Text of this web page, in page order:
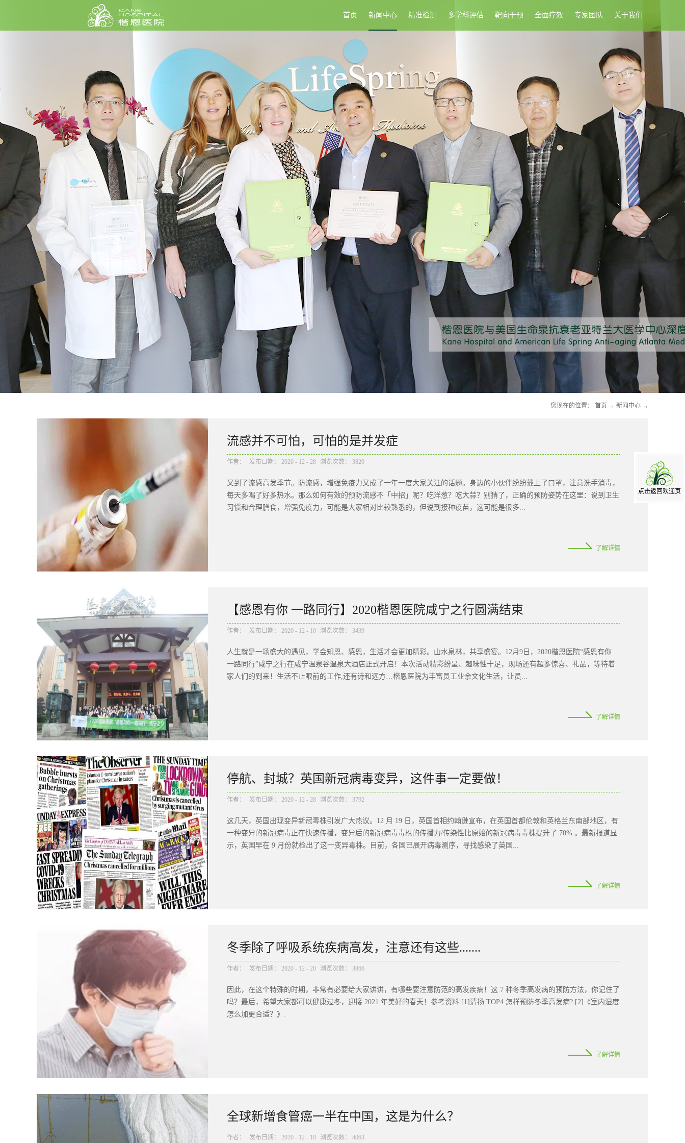
首页 新闻中心 精准检测 多学科评估 靶向干预 全面疗效 专家团队 关于我们
您现在的位置： 首页 → 新闻中心 →
流感并不可怕，可怕的是并发症
作者： 发布日期： 2020 - 12 - 28 浏览次数： 3820
又到了流感高发季节。防流感，增强免疫力又成了一年一度大家关注的话题。身边的小伙伴纷纷戴上了口罩，注意洗手消毒，
每天多喝了好多热水。那么如何有效的预防流感不「中招」呢？吃洋葱？吃大蒜？别猜了，正确的预防姿势在这里：说到卫生
习惯和合理膳食，增强免疫力，可能是大家相对比较熟悉的，但说到接种疫苗，这可能是很多...
人都忽略的问题。2020 年秋冬，新冠和流感来势汹汹，二者在一起叠加感染是不可避免的。面对新冠疫情和流感的双重“夹
的并发症，伴随呼吸频率加快、呼吸困难等症状。少数重症患者可能会出现急性呼吸窘迫综合征(ARDS)、急性坏死性脑病或
多器官功能不全等严重并发症，危及生命；其中急性坏死性脑病又多见于儿童。大部分流感患者是可以自愈的。重症者应尽早
给予抗流感病毒治疗。最有效的预防，接种流感疫苗作为预防流感的最有效措施，原则上 6 月龄及以上、愿意接种疫苗，而且
风险。流感疫苗的效力通常持续不到 1 年，而且每年流行的病毒株可能会不同，所以建议每年都接种。又因为疫苗接种后 2～
4 周才能发挥保护作用，能尽快打上一针，就再好不过了。不同年龄应该接种哪种类型的疫苗？我国批准上市的流感疫苗包括
灭活疫苗和减毒活疫苗，灭活疫苗包括三价灭活疫苗（IIV3）和四价灭活...
了解详情
【感恩有你 一路同行】2020楷恩医院咸宁之行圆满结束
作者： 发布日期： 2020 - 12 - 10 浏览次数： 3439
人生就是一场盛大的遇见，学会知恩、感恩，生活才会更加精彩。山水泉林，共享盛宴。12月9日，2020楷恩医院“感恩有你
一路同行”咸宁之行在咸宁温泉谷温泉大酒店正式开启！本次活动精彩纷呈、趣味性十足，现场还有超多惊喜、礼品，等待着
家人们的到来！生活不止眼前的工作,还有诗和远方…楷恩医院为丰富员工业余文化生活，让员...
工在工作之余放松身心，增进彼此之间的交流和沟通。特组织了这场温泉之旅。01惊喜互动游戏每次的游戏环节都是大受欢
乏在自己的岗位上兢兢业业地努力完成本分工作的成员，并且表现突出，获得同事以及上司的极大肯定。04颁发绩效奖金要想
比别人优秀，就要付出十分的努力… 只有付出十分的努力，并且能够一直坚持到底的人，才能比别人优秀，才能先于别人取
得成果，取得成功。05董事长致辞楷恩医院董事长陈义捷先生也为我们此次员工大会作会议总结。陈董事长的讲话鼓舞人心，
里，大家不畏困难，披荆斩棘，团结一心，再创辉煌！06生日环节每一个月生日都要好好庆祝一次，祝愿家人们生日快乐。生
活会有些忙，坚持也有点难这一刻，给自己爱的鼓励也谢谢一直陪伴自己的亲人与朋友、同事2020年是特殊的一年却也拥有无
数值得感恩的瞬间每一个值得感恩的瞬间都是支持我们一路向前的源源...
了解详情
停航、封城？英国新冠病毒变异，这件事一定要做！
作者： 发布日期： 2020 - 12 - 28 浏览次数： 3792
这几天，英国出现变异新冠毒株引发广大热议。12 月 19 日，英国首相约翰逊宣布，在英国首都伦敦和英格兰东南部地区，有
一种变异的新冠病毒正在快速传播，变异后的新冠病毒毒株的传播力/传染性比原始的新冠病毒毒株提升了 70% 。最新报道显
示，英国早在 9 月份就检出了这一变异毒株。目前，各国已展开病毒测序，寻找感染了英国...
发现的新冠病毒变体的病例，已有一些国家出现此类病例，包括澳大利亚、冰岛、意大利、荷兰和丹麦。变异新冠病毒传播已
冠肺炎武汉的死亡病例中， 80% 以上是 60 岁以上老人， 75% 以上拥有心脑血管疾病、糖尿病等一些基础性疾病。在疫情面
前，我们不仅仅需要强大的医疗，更需要自身良好的免疫力。免疫力对我们有多重要免疫力就是人体免疫系统抵御病原体、病
毒、菌类、排泄物和毒素等的侵袭和抵御疾病的能力。当一个人与感染源“擦肩而过”时，他会不会被传染、感染后康复速度快
的免疫系统。那些本身健康的人，往往治愈得更快，生存率也更高。而对于有基础性疾病、隐性疾病的人却是一个重击，更容
易出现重症甚至是死亡的风险。权威期刊《Lancet》（柳叶刀）上发表的一篇新研究文章表明：幼儿、老年人、患有基础疾病
的免疫力低下的人群，更容易得“新型冠状...
了解详情
冬季除了呼吸系统疾病高发，注意还有这些.......
作者： 发布日期： 2020 - 12 - 20 浏览次数： 3866
因此，在这个特殊的时期，非常有必要给大家讲讲，有哪些要注意防范的高发疾病！这 7 种冬季高发病的预防方法，你记住了
吗？最后，希望大家都可以健康过冬，迎接 2021 年美好的春天！参考资料:[1]清扬.TOP4 怎样预防冬季高发病?.[2]《室内湿度
怎么加更合适？》.
了解详情
全球新增食管癌一半在中国，这是为什么？
作者： 发布日期： 2020 - 12 - 18 浏览次数： 4063
点击返回欢迎页